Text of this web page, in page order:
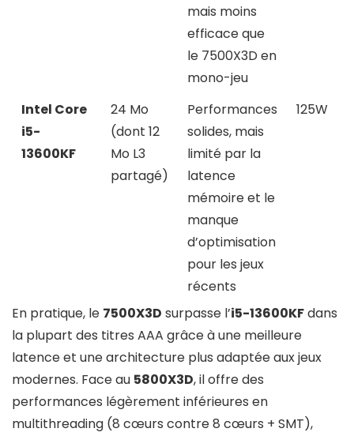
mais moins
efficace que
le 7500X3D en
mono-jeu
Intel Core
i5-
13600KF
24 Mo
(dont 12
Mo L3
partagé)
Performances
solides, mais
limité par la
latence
mémoire et le
manque
d’optimisation
pour les jeux
récents
125W
En pratique, le 7500X3D surpasse l’i5-13600KFdans
la plupart des titres AAA grâce à une meilleure
latence et une architecture plus adaptée aux jeux
modernes. Face au 5800X3D, il offre des
performances légèrement inférieures en
multithreading (8 cœurs contre 8 cœurs + SMT),